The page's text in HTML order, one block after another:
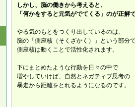
しかし、脳の働きから考えると、
「何かをすると元気がでてくる」のが正解
やる気のもとをつくり出しているのは、
脳の「側座核（そくざかく）」という部分
側座核は動くことで活性化されます。
下にまとめたような行動を日々の中で
増やしていけば、自然とネガティブ思考の
暴走から距離をとれるようになるのです。